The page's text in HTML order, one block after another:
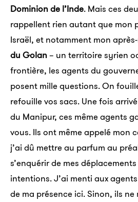
Dominion de l’Inde. Mais ces
rappellent rien autant que mon
Israël, et notamment mon
du Golan– un territoire syrien
frontière, les agents du
posent mille questions. On
refouille vos sacs. Une fois
du Manipur, ces même agents
vous. Ils ont même appelé mon
j’ai dû mettre au parfum au
s’enquérir de mes
intentions. J’ai menti aux
de ma présence ici. Sinon, ils ne